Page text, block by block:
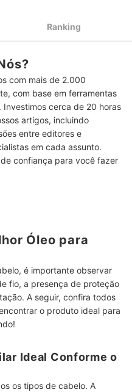
Secador, Escolha um Óleo
Cabelo
Óleo Capilar?
Cabelo Após a Aplicação?
Cabelo Mais Vendidos na
Ranking
com mais de 2.000
com base em ferramentas
Investimos cerca de 20 horas
artigos, incluindo
entre editores e
em cada assunto.
confiança para você fazer
Óleo para
é importante observar
fio, a presença de proteção
A seguir, confira todos
o produto ideal para
Ideal Conforme o
os tipos de cabelo. A